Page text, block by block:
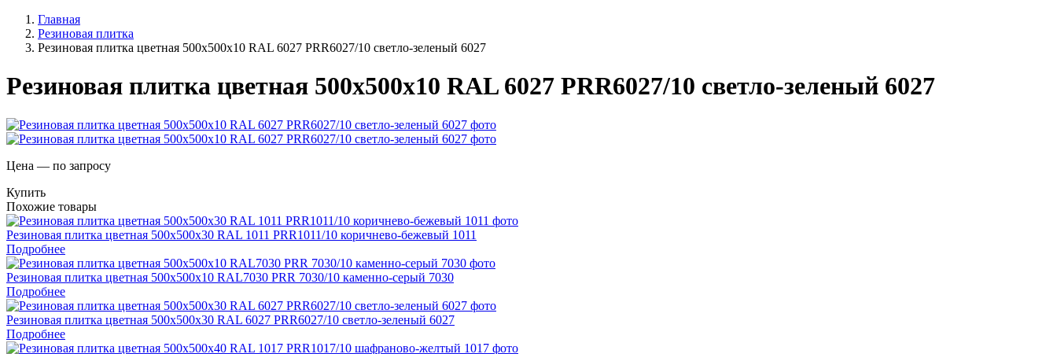
Главная
Резиновая плитка
Резиновая плитка цветная 500х500х10 RAL 6027 PRR6027/10 светло-зеленый 6027
Резиновая плитка цветная 500х500х10 RAL 6027 PRR6027/10 светло-зеленый 6027
Цена — по запросу
Купить
Похожие товары
Резиновая плитка цветная 500х500х30 RAL 1011 PRR1011/10 коричнево-бежевый 1011
Подробнее
Резиновая плитка цветная 500х500х10 RAL7030 PRR 7030/10 каменно-серый 7030
Подробнее
Резиновая плитка цветная 500х500х30 RAL 6027 PRR6027/10 светло-зеленый 6027
Подробнее